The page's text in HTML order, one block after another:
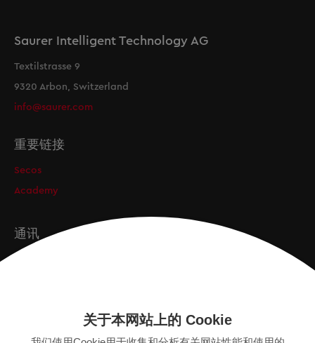
Saurer Intelligent Technology AG
Textilstrasse 9
9320 Arbon, Switzerland
info@saurer.com
重要链接
Secos
Academy
通讯
关于本网站上的 Cookie